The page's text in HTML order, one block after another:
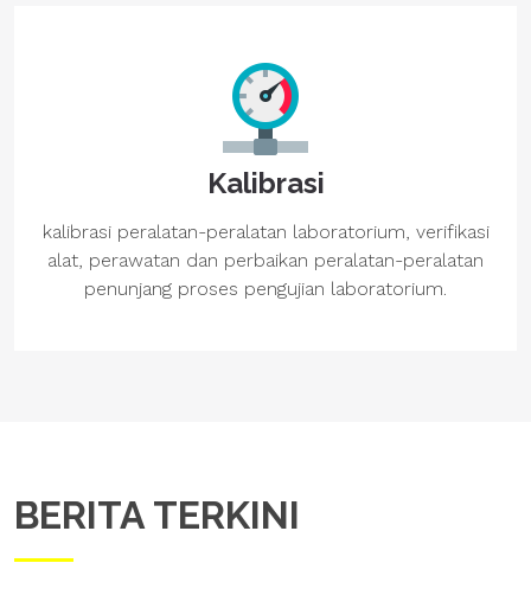
Kalibrasi
kalibrasi peralatan-peralatan laboratorium, verifikasi
alat, perawatan dan perbaikan peralatan-peralatan
penunjang proses pengujian laboratorium.
BERITA TERKINI